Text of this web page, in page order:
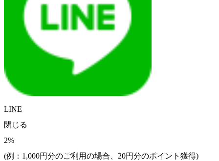
LINE
閉じる
2%
(例：1,000円分のご利用の場合、 20円分のポイント獲得)